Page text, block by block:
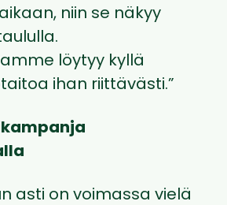
niin se näkyy
löytyy kyllä
ihan riittävästi.”
asti on voimassa vielä